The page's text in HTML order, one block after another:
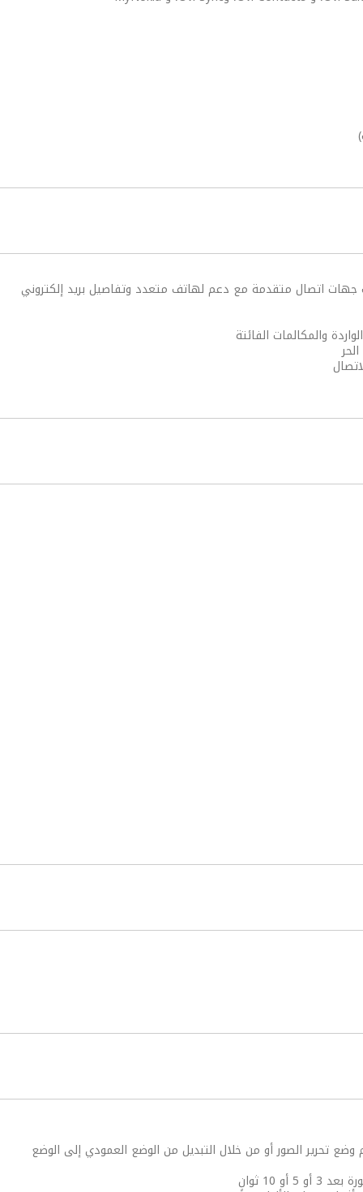
جهات اتصال متقدمة مع دعم لهاتف متعدد وتفاصيل بريد إلكتروني
والمكالمات الفائتة
وضع تحرير الصور أو من خلال التبديل من الوضع العمودي إلى الوضع
10 ثوانٍ